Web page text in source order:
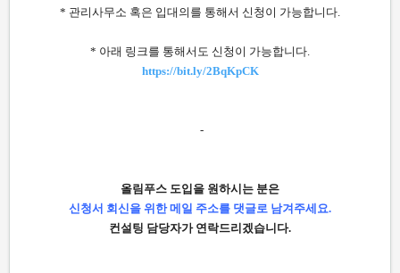
* 관리사무소 혹은 입대의를 통해서 신청이 가능합니다.
* 아래 링크를 통해서도 신청이 가능합니다.
https://bit.ly/2BqKpCK
-
올림푸스 도입을 원하시는 분은
신청서 회신을 위한 메일 주소를 댓글로 남겨주세요.
컨설팅 담당자가 연락드리겠습니다.